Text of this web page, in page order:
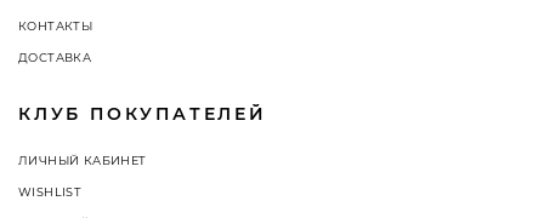
КОНТАКТЫ
ДОСТАВКА
КЛУБ ПОКУПАТЕЛЕЙ
ЛИЧНЫЙ КАБИНЕТ
WISHLIST